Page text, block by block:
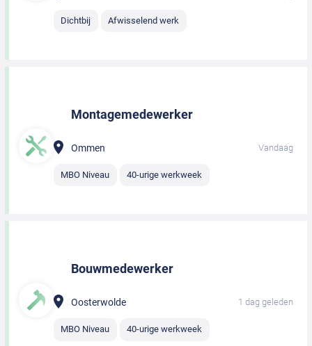
Dichtbij Afwisselend werk
Montagemedewerker
Ommen Vandaag
MBO Niveau 40-urige werkweek
Bouwmedewerker
Oosterwolde 1 dag geleden
MBO Niveau 40-urige werkweek